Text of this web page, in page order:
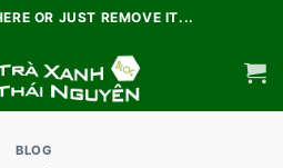
OR JUST REMOVE IT...
BLOG